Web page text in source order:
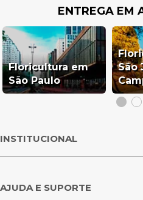
ENTREGA EM
Floricultura em
São Paulo
São
INSTITUCIONAL
AJUDA E SUPORTE